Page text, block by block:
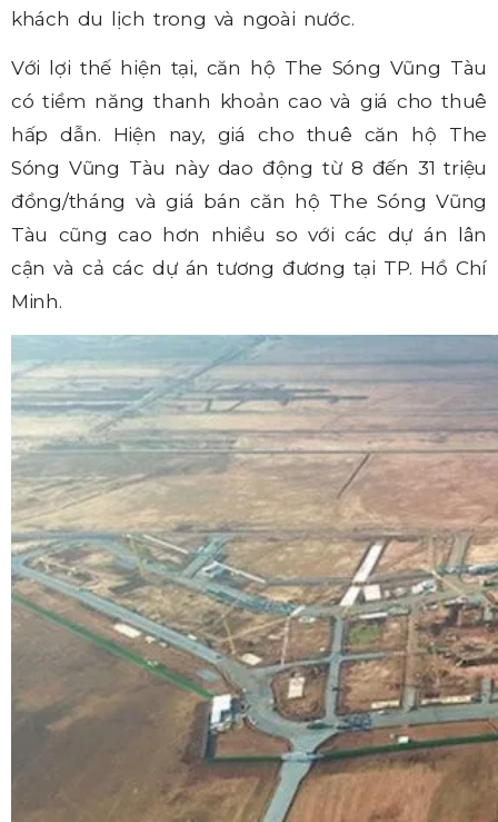
khách du lịch trong và ngoài nước.
Với lợi thế hiện tại, căn hộ The Sóng Vũng Tàu
có tiềm năng thanh khoản cao và giá cho thuê
hấp dẫn. Hiện nay, giá cho thuê căn hộ The
Sóng Vũng Tàu này dao động từ 8 đến 31 triệu
đồng/tháng và giá bán căn hộ The Sóng Vũng
Tàu cũng cao hơn nhiều so với các dự án lân
cận và cả các dự án tương đương tại TP. Hồ Chí
Minh.